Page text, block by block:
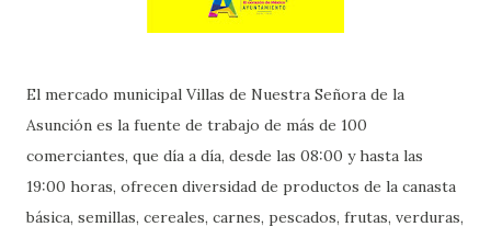
El mercado municipal Villas de Nuestra Señora de la
Asunción es la fuente de trabajo de más de 100
comerciantes, que día a día, desde las 08:00 y hasta las
19:00 horas, ofrecen diversidad de productos de la canasta
básica, semillas, cereales, carnes, pescados, frutas, verduras,